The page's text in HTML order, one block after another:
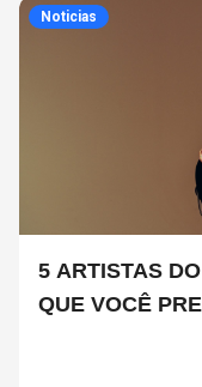
Noticias
5 ARTISTAS
QUE VOCÊ